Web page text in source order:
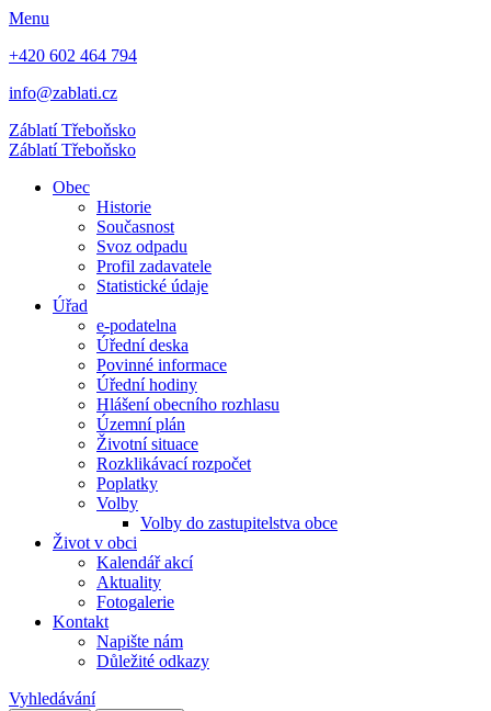
Menu
+420 602 464 794
info@zablati.cz
ZáblatíTřeboňsko
ZáblatíTřeboňsko
Obec
Historie
Současnost
Svoz odpadu
Profil zadavatele
Statistické údaje
Úřad
e-podatelna
Úřední deska
Povinné informace
Úřední hodiny
Hlášení obecního rozhlasu
Územní plán
Životní situace
Rozklikávací rozpočet
Poplatky
Volby
Volby do zastupitelstva obce
Život v obci
Kalendář akcí
Aktuality
Fotogalerie
Kontakt
Napište nám
Důležité odkazy
Vyhledávání